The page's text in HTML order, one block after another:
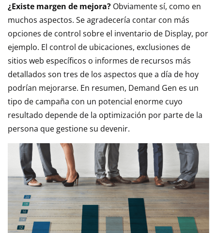
¿Existe margen de mejora? Obviamente sí, como en
muchos aspectos. Se agradecería contar con más
opciones de control sobre el inventario de Display, por
ejemplo. El control de ubicaciones, exclusiones de
sitios web específicos o informes de recursos más
detallados son tres de los aspectos que a día de hoy
podrían mejorarse. En resumen, Demand Gen es un
tipo de campaña con un potencial enorme cuyo
resultado depende de la optimización por parte de la
persona que gestione su devenir.